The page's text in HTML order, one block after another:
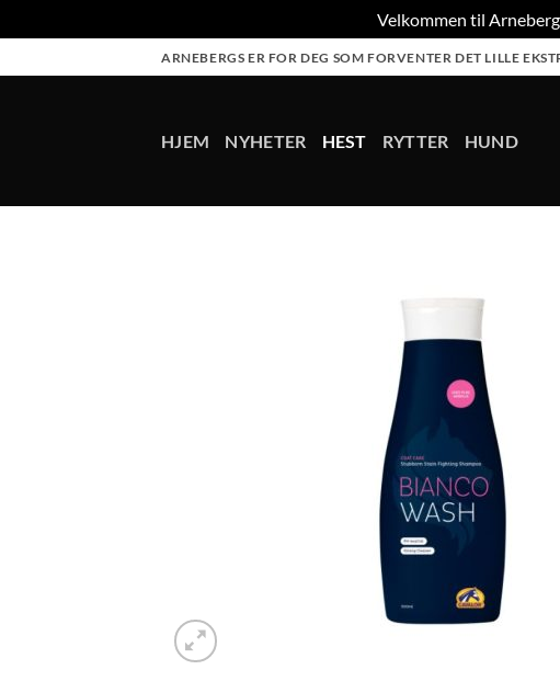
Velkommen til
to
ARNEBERGS ER FOR DEG SOM FORVENTER DET LILLE
HJEM NYHETER HEST RYTTER HUND